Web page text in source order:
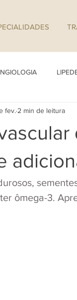
fev. 2 min de leitura
ômega-3.